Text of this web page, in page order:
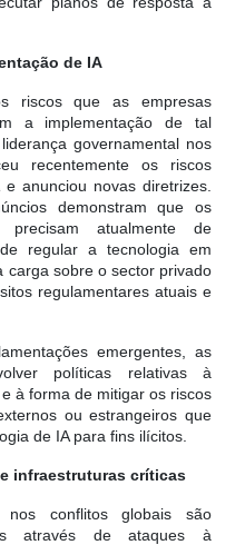
de IA
riscos que as empresas
a implementação de tal
governamental nos
recentemente os riscos
anunciou novas diretrizes.
demonstram que os
precisam atualmente de
regular a tecnologia em
carga sobre o sector privado
regulamentares atuais e
emergentes, as
políticas relativas à
à forma de mitigar os riscos
ou estrangeiros que
de IA para fins ilícitos.
infraestruturas críticas
conflitos globais são
através de ataques à